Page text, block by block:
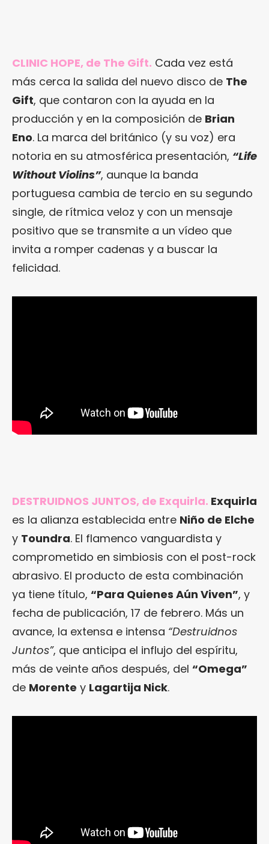
CLINIC HOPE, de The Gift. Cada vez está
más cerca la salida del nuevo disco de The
Gift, que contaron con la ayuda en la
producción y en la composición de Brian
Eno. La marca del británico (y su voz) era
notoria en su atmosférica presentación, “Life
Without Violins”, aunque la banda
portuguesa cambia de tercio en su segundo
single, de rítmica veloz y con un mensaje
positivo que se transmite a un vídeo que
invita a romper cadenas y a buscar la
felicidad.
DESTRUIDNOS JUNTOS, de Exquirla. Exquirla
es la alianza establecida entre Niño de Elche
y Toundra. El flamenco vanguardista y
comprometido en simbiosis con el post-rock
abrasivo. El producto de esta combinación
ya tiene título, “Para Quienes Aún Viven”, y
fecha de publicación, 17 de febrero. Más un
avance, la extensa e intensa “Destruidnos
Juntos”, que anticipa el influjo del espíritu,
más de veinte años después, del “Omega”
de Morente y Lagartija Nick.
continúa ensinceramente.cc